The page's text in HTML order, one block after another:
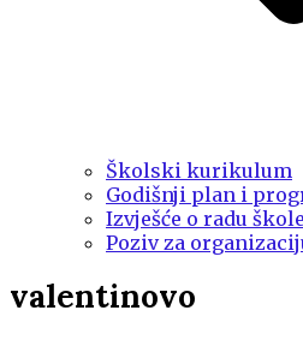
Školski kurikulum
Godišnji plan i
Izvješće o radu škole
Poziv za
valentinovo